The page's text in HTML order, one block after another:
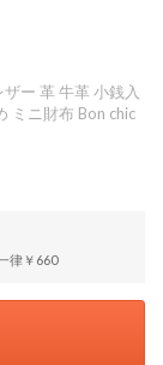
ー 革 牛革 小銭入
ミニ財布 Bon chic
律￥660